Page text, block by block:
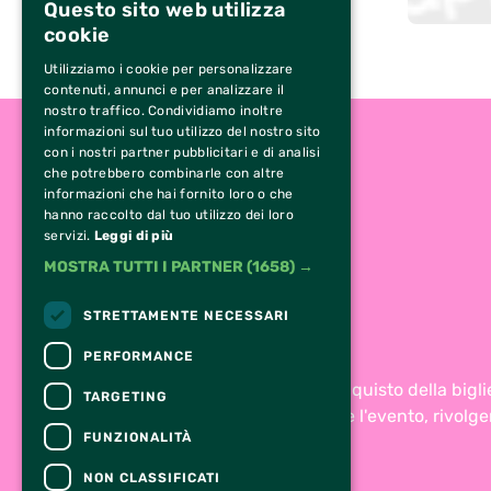
Per informazioni e supporto all'acquisto della
Per informazioni sul programma e l'evento,
Dichiarazione di accessibilità
Questo sito web utilizza
cookie
Utilizziamo i cookie per personalizzare
contenuti, annunci e per analizzare il
nostro traffico. Condividiamo inoltre
informazioni sul tuo utilizzo del nostro sito
con i nostri partner pubblicitari e di analisi
che potrebbero combinarle con altre
informazioni che hai fornito loro o che
hanno raccolto dal tuo utilizzo dei loro
servizi. Leggi di più
MOSTRA TUTTI I PARTNER (1658) →
STRETTAMENTE NECESSARI
PERFORMANCE
TARGETING
FUNZIONALITÀ
NON CLASSIFICATI